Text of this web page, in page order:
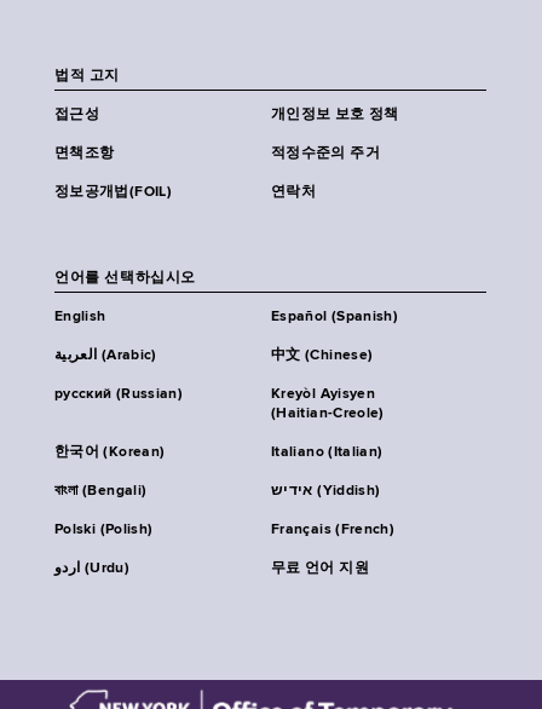
법적 고지
접근성 개인정보 보호 정책
면책조항 적정수준의 주거
정보공개법(FOIL) 연락처
언어를 선택하십시오
English Español (Spanish)
العربية (Arabic) 中文 (Chinese)
русский (Russian)
Kreyòl Ayisyen
(Haitian-Creole)
한국어 (Korean) Italiano (Italian)
বাংলা (Bengali) אידיש (Yiddish)
Polski (Polish) Français (French)
اردو (Urdu) 무료 언어 지원